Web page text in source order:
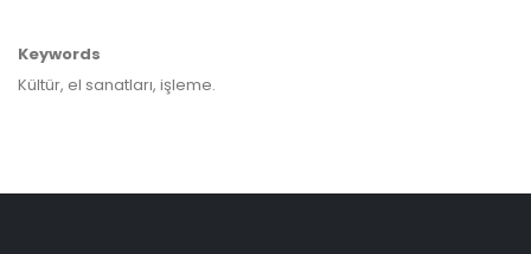
Keywords
Kültür, el sanatları, işleme.